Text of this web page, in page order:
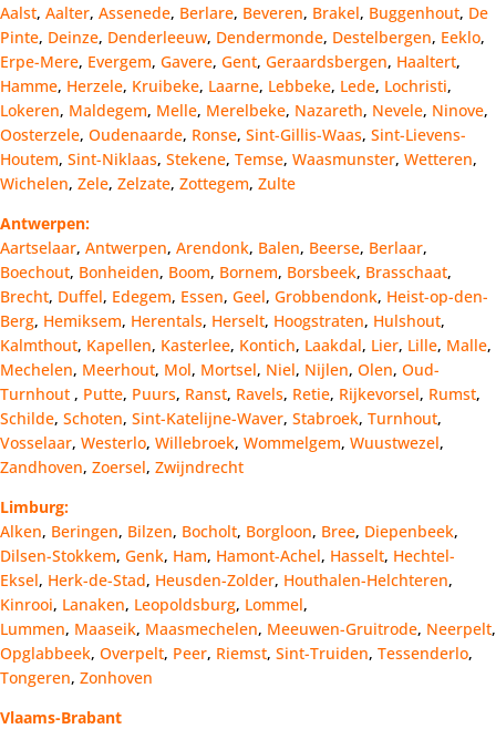
Aalst, Aalter, Assenede, Berlare, Beveren, Brakel, Buggenhout, De
Pinte, Deinze, Denderleeuw, Dendermonde, Destelbergen, Eeklo,
Erpe-Mere, Evergem, Gavere, Gent, Geraardsbergen, Haaltert,
Hamme, Herzele, Kruibeke, Laarne, Lebbeke, Lede, Lochristi,
Lokeren, Maldegem, Melle, Merelbeke, Nazareth, Nevele, Ninove,
Oosterzele, Oudenaarde, Ronse, Sint-Gillis-Waas, Sint-Lievens-
Houtem, Sint-Niklaas, Stekene, Temse, Waasmunster, Wetteren,
Wichelen, Zele, Zelzate, Zottegem, Zulte
Antwerpen:
Aartselaar, Antwerpen, Arendonk, Balen, Beerse, Berlaar,
Boechout, Bonheiden, Boom, Bornem, Borsbeek, Brasschaat,
Brecht, Duffel, Edegem, Essen, Geel, Grobbendonk, Heist-op-den-
Berg, Hemiksem, Herentals, Herselt, Hoogstraten, Hulshout,
Kalmthout, Kapellen, Kasterlee, Kontich, Laakdal, Lier, Lille, Malle,
Mechelen, Meerhout, Mol, Mortsel, Niel, Nijlen, Olen, Oud-
Turnhout , Putte, Puurs, Ranst, Ravels, Retie, Rijkevorsel, Rumst,
Schilde, Schoten, Sint-Katelijne-Waver, Stabroek, Turnhout,
Vosselaar, Westerlo, Willebroek, Wommelgem, Wuustwezel,
Zandhoven, Zoersel, Zwijndrecht
Limburg:
Alken, Beringen, Bilzen, Bocholt, Borgloon, Bree, Diepenbeek,
Dilsen-Stokkem, Genk, Ham, Hamont-Achel, Hasselt, Hechtel-
Eksel, Herk-de-Stad, Heusden-Zolder, Houthalen-Helchteren,
Kinrooi, Lanaken, Leopoldsburg, Lommel,
Lummen, Maaseik, Maasmechelen, Meeuwen-Gruitrode, Neerpelt,
Opglabbeek, Overpelt, Peer, Riemst, Sint-Truiden, Tessenderlo,
Tongeren, Zonhoven
Vlaams-Brabant